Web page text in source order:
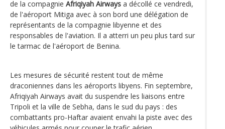
de la compagnie Afriqiyah Airways a décollé ce vendredi,
de l'aéroport Mitiga avec à son bord une délégation de
représentants de la compagnie libyenne et des
responsables de l'aviation. Il a atterri un peu plus tard sur
le tarmac de l'aéroport de Benina.
Les mesures de sécurité restent tout de même
draconiennes dans les aéroports libyens. Fin septembre,
Afriqiyah Airways avait du suspendre les liaisons entre
Tripoli et la ville de Sebha, dans le sud du pays : des
combattants pro-Haftar avaient envahi la piste avec des